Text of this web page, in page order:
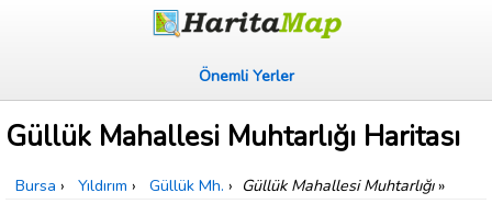
Önemli Yerler
Güllük Mahallesi Muhtarlığı Haritası
Bursa › Yıldırım › Güllük Mh. › Güllük Mahallesi Muhtarlığı»